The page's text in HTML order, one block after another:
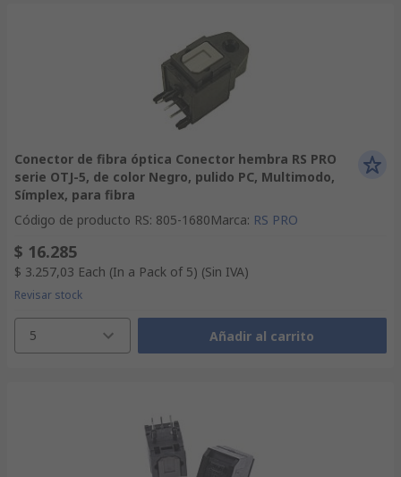
Conector de fibra óptica Conector hembra RS PRO
serie OTJ-5, de color Negro, pulido PC, Multimodo,
Símplex, para fibra
Código de producto RS: 805-1680Marca: RS PRO
$ 16.285
$ 3.257,03 Each (In a Pack of 5) (Sin IVA)
Revisar stock
5 Añadir al carrito